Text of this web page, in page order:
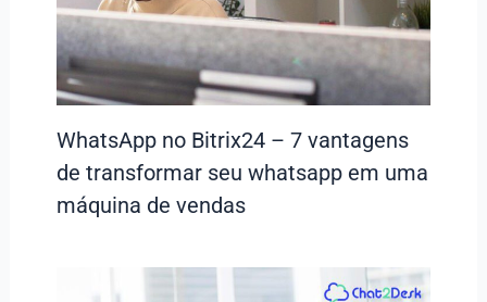
WhatsApp no Bitrix24 – 7 vantagens
de transformar seu whatsapp em uma
máquina de vendas